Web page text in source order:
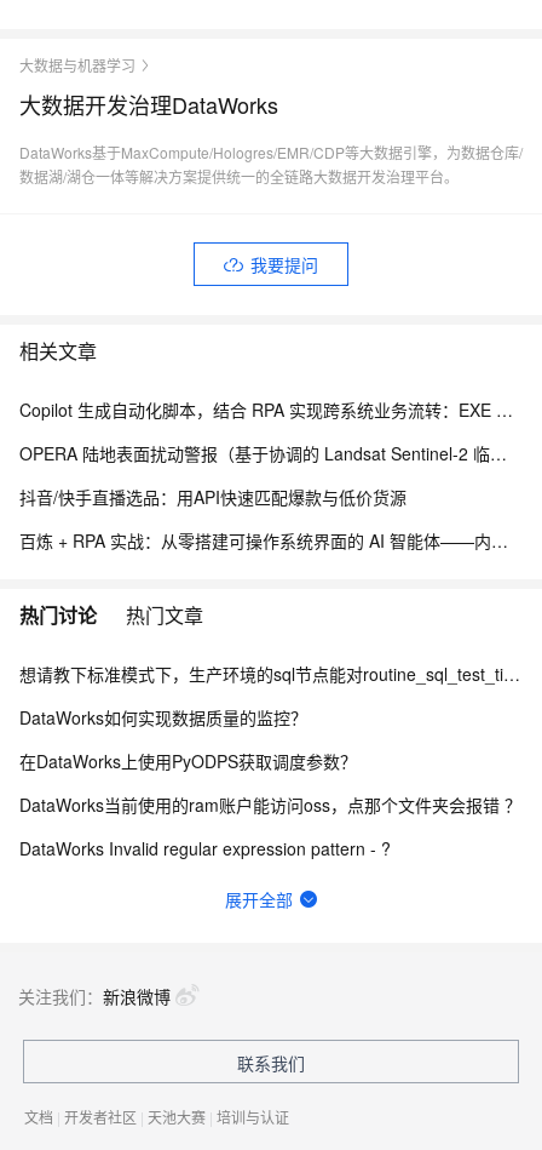
大数据与机器学习
大数据开发治理DataWorks
DataWorks基于MaxCompute/Hologres/EMR/CDP等大数据引擎，为数据仓库/
数据湖/湖仓一体等解决方案提供统一的全链路大数据开发治理平台。
我要提问
相关文章
Copilot 生成自动化脚本，结合 RPA 实现跨系统业务流转：EXE 打包与内网离线部署实践
OPERA 陆地表面扰动警报（基于协调的 Landsat Sentinel-2 临时产品，版本 0）
抖音/快手直播选品：用API快速匹配爆款与低价货源
百炼 + RPA 实战：从零搭建可操作系统界面的 AI 智能体——内网离线部署与 EXE 打包分发完整方案
热门讨论 热门文章
想请教下标准模式下，生产环境的sql节点能对routine_sql_test_tianyi进行sel
DataWorks如何实现数据质量的监控？
在DataWorks上使用PyODPS获取调度参数？
DataWorks当前使用的ram账户能访问oss，点那个文件夹会报错 ？
DataWorks Invalid regular expression pattern - ?
数据服务报429请求次数过多咋办呀
想问下DataWorks中创建机器学习（PAI）节点操作步骤是什么？
展开全部
关注我们： 新浪微博
联系我们
文档 | 开发者社区 | 天池大赛 | 培训与认证